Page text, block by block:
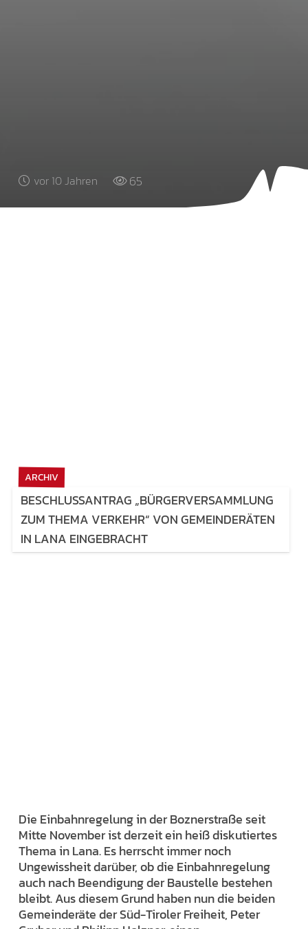
vor 10 Jahren 65
ARCHIV
BESCHLUSSANTRAG „BÜRGERVERSAMMLUNG
ZUM THEMA VERKEHR“ VON GEMEINDERÄTEN
IN LANA EINGEBRACHT
Die Einbahnregelung in der Boznerstraße seit
Mitte November ist derzeit ein heiß diskutiertes
Thema in Lana. Es herrscht immer noch
Ungewissheit darüber, ob die Einbahnregelung
auch nach Beendigung der Baustelle bestehen
bleibt. Aus diesem Grund haben nun die beiden
Gemeinderäte der Süd-Tiroler Freiheit, Peter